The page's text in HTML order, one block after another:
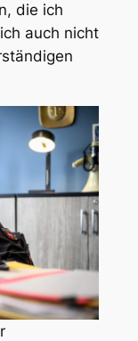
die ich
auch nicht